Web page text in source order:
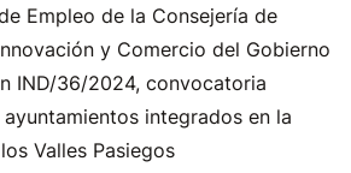
Empleo de la Consejería de
y Comercio del Gobierno
IND/36/2024, convocatoria
integrados en la
Valles Pasiegos